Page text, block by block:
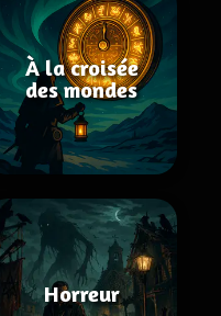
À la croisée
des mondes
Horreur